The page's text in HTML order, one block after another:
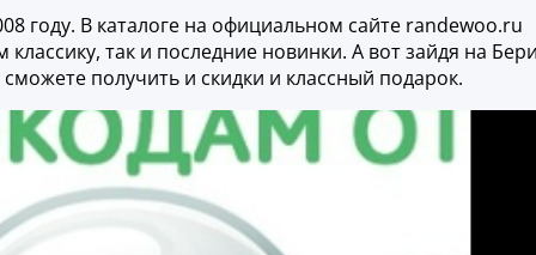
году. В каталоге на официальном сайте randewoo.ru
так и последние новинки. А вот зайдя на
получить и скидки и классный подарок.